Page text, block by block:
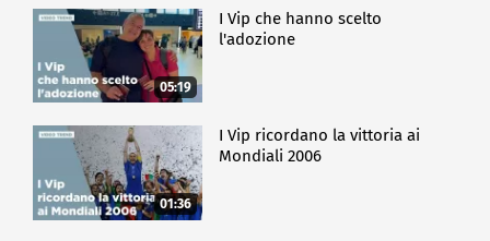
05:19
I Vip che hanno scelto
l'adozione
01:36
I Vip ricordano la vittoria ai
Mondiali 2006